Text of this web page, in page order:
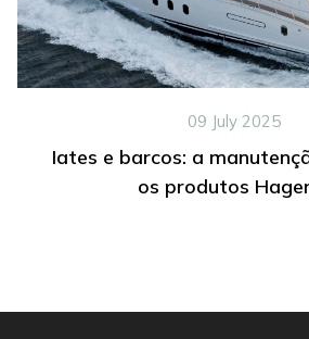
09 July 2025
Iates e barcos: a
os produtos